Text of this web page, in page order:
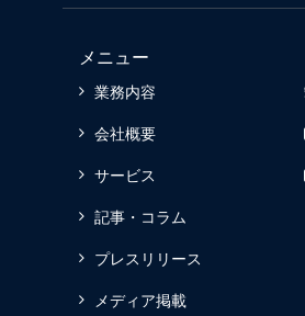
メニュー
業務内容
会社概要
サービス
記事・コラム
プレスリリース
メディア掲載